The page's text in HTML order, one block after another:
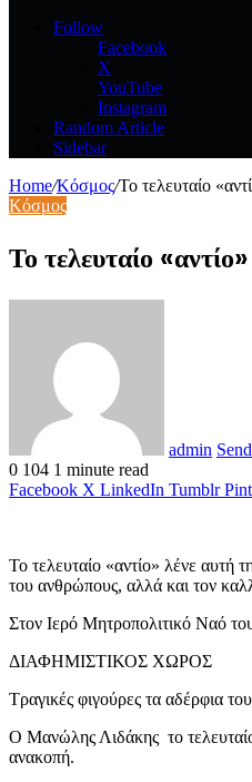
Follow
Facebook
X
YouTube
Instagram
Random Article
Sidebar
Home/Κόσμος/Το τελευταίο
Κόσμος
Το τελευταίο
admin
0 104 1 minute read
Facebook X LinkedIn Tumblr
Το τελευταίο «αντίο» λένε αυτή
του ανθρώπους, αλλά και τον
Στον Ιερό Μητροπολιτικό Ναό
ΔΙΑΦΗΜΙΣΤΙΚΟΣ ΧΩΡΟΣ
Τραγικές φιγούρες τα αδέρφια
Ο Μανώλης Λιδάκης το
ανακοπή.